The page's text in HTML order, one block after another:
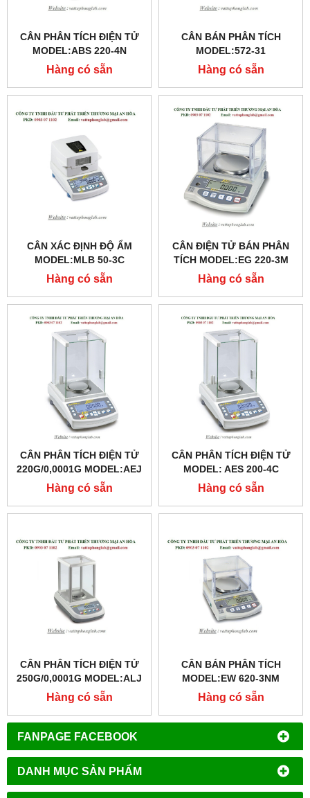
FANPAGE FACEBOOK
DANH MỤC SẢN PHẨM
CÂN PHÂN TÍCH ĐIỆN TỬ
MODEL:ABS 220-4N
Hàng có sẵn
CÂN BÁN PHÂN TÍCH
MODEL:572-31
Hàng có sẵn
CÂN XÁC ĐỊNH ĐỘ ẨM
MODEL:MLB 50-3C
Hàng có sẵn
CÂN ĐIỆN TỬ BÁN PHÂN
TÍCH MODEL:EG 220-3M
Hàng có sẵn
CÂN PHÂN TÍCH ĐIỆN TỬ
220G/0,0001G MODEL:AEJ
200-4CM
Hàng có sẵn
CÂN PHÂN TÍCH ĐIỆN TỬ
MODEL: AES 200-4C
Hàng có sẵn
CÂN PHÂN TÍCH ĐIỆN TỬ
250G/0,0001G MODEL:ALJ
250-4AM
Hàng có sẵn
CÂN BÁN PHÂN TÍCH
MODEL:EW 620-3NM
Hàng có sẵn